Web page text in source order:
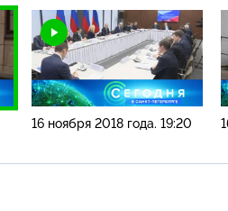
16 ноября 2018 года. 19:20